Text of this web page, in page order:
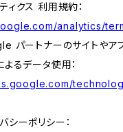
クス 利用規約：
analytics/
パートナーのサイトやア
るデータ使用：
ーポリシー：